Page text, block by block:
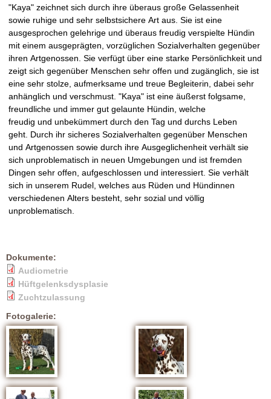
"Kaya" zeichnet sich durch ihre überaus große Gelassenheit
sowie ruhige und sehr selbstsichere Art aus. Sie ist eine
ausgesprochen gelehrige und überaus freudig verspielte Hündin
mit einem ausgeprägten, vorzüglichen Sozialverhalten gegenüber
ihren Artgenossen. Sie verfügt über eine starke Persönlichkeit und
zeigt sich gegenüber Menschen sehr offen und zugänglich, sie ist
eine sehr stolze, aufmerksame und treue Begleiterin, dabei sehr
anhänglich und verschmust. "Kaya" ist eine äußerst folgsame,
freundliche und immer gut gelaunte Hündin, welche
freudig und unbekümmert durch den Tag und durchs Leben
geht. Durch ihr sicheres Sozialverhalten gegenüber Menschen
und Artgenossen sowie durch ihre Ausgeglichenheit verhält sie
sich unproblematisch in neuen Umgebungen und ist fremden
Dingen sehr offen, aufgeschlossen und interessiert. Sie verhält
sich in unserem Rudel, welches aus Rüden und Hündinnen
verschiedenen Alters besteht, sehr sozial und völlig
unproblematisch.
Dokumente:
Audiometrie
Hüftgelenksdysplasie
Zuchtzulassung
Fotogalerie: